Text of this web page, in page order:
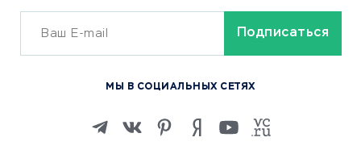
ОБУЧЕНИЕ И РАБОТА
Изучение иностранных
МЫ В СОЦИАЛЬНЫХ СЕТЯХ